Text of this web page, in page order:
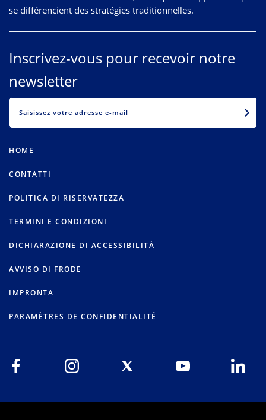
se différencient des stratégies traditionnelles.
Inscrivez-vous pour recevoir notre
newsletter
HOME
CONTATTI
POLITICA DI RISERVATEZZA
TERMINI E CONDIZIONI
DICHIARAZIONE DI ACCESSIBILITÀ
AVVISO DI FRODE
IMPRONTA
PARAMÈTRES DE CONFIDENTIALITÉ